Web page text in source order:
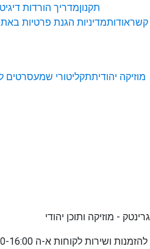
תקנוןמדריך הורדות
קשראודותמדיניות הגנת פרטיות
מוזיקה יהודיתתקליטורי שמעסרטים
גרינטק - מוזיקה ותוכן יהודי
להזמנות ו